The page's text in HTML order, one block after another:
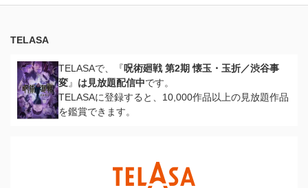
TELASA
TELASAで、『呪術廻戦 第2期 懐玉・玉折／渋谷事
変』 は見放題配信中です。
TELASAに登録すると、10,000作品以上の見放題作品
を鑑賞できます。